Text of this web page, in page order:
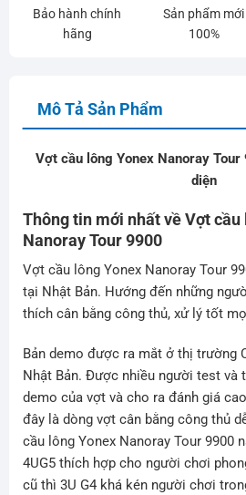
Bảo hành chính
hãng
Sản phẩm mới
100%
Mô Tả Sản Phẩm
Vợt cầu lông Yonex Nanoray
diện
Thông tin mới nhất về Vợt cầu
Nanoray Tour 9900
Vợt cầu lông Yonex Nanoray Tour
tại Nhật Bản. Hướng đến những
thích cân bằng công thủ, xử lý tốt
Bản demo được ra mắt ở thị trường
Nhật Bản. Được nhiều người test và
demo của vợt và cho ra đánh giá
đây là dòng vợt cân bằng công thủ
cầu lông Yonex Nanoray Tour 9900
4UG5 thích hợp cho người chơi
cũ thì 3U G4 khá kén người chơi